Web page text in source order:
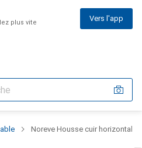
plus vite Vers l'app
Noreve Housse cuir horizontal